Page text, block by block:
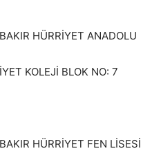
HÜRRİYET ANADOLU
KOLEJİ BLOK NO: 7
HÜRRİYET FEN LİSESİ